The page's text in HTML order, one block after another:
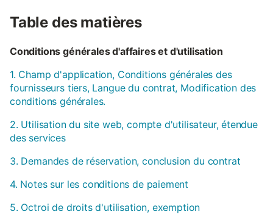
Table des matières
Conditions générales d'affaires et d'utilisation
1. Champ d'application, Conditions générales des
fournisseurs tiers, Langue du contrat, Modification des
conditions générales.
2. Utilisation du site web, compte d'utilisateur, étendue
des services
3. Demandes de réservation, conclusion du contrat
4. Notes sur les conditions de paiement
5. Octroi de droits d'utilisation, exemption